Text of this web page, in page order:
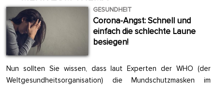
GESUNDHEIT
Corona-Angst: Schnell und
einfach die schlechte Laune
besiegen!
Nun sollten Sie wissen, dass laut Experten der WHO (der
Weltgesundheitsorganisation) die Mundschutzmasken im